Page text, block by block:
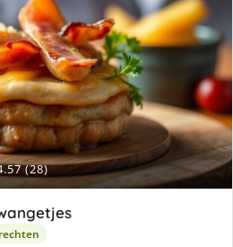
(28)